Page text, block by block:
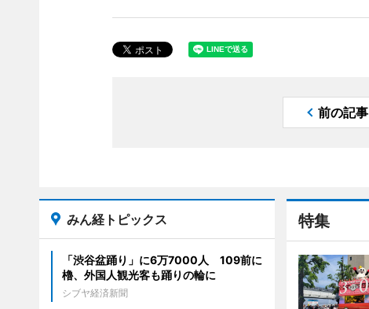
前の記事
特集
みん経トピックス
「渋谷盆踊り」に6万7000人 109前に
櫓、外国人観光客も踊りの輪に
シブヤ経済新聞